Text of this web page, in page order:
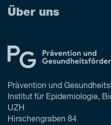
Über uns
Prävention und
Institut für Epidemiologie,
UZH
Hirschengraben 84